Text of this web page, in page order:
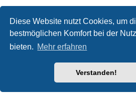
Diese Website nutzt Cookies, um
bestmöglichen Komfort bei der
bieten. Mehr erfahren
Verstanden!